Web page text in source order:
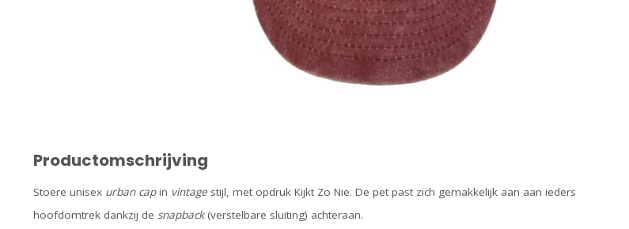
Productomschrijving
Stoere unisex urban capin vintage stijl, met opdruk Kijkt Zo Nie. De pet past zich gemakkelijk aan aan ieders
hoofdomtrek dankzij de snapback(verstelbare sluiting) achteraan.